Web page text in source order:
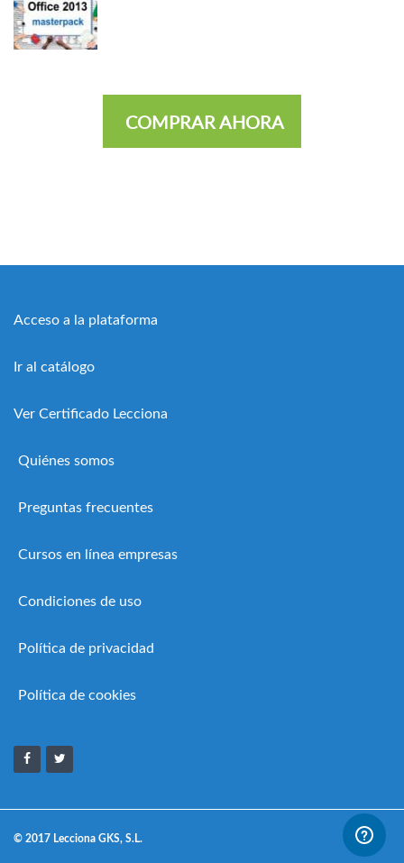
COMPRAR AHORA
Acceso a la plataforma
Ir al catálogo
Ver Certificado Lecciona
Quiénes somos
Preguntas frecuentes
Cursos en línea empresas
Condiciones de uso
Política de privacidad
Política de cookies
© 2017 Lecciona GKS, S.L.